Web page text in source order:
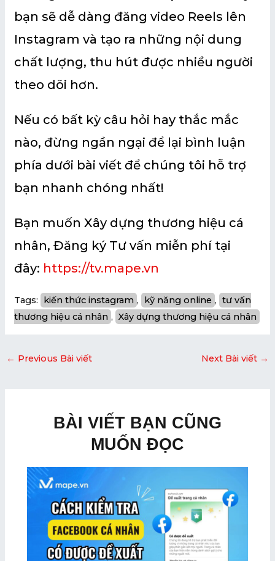
bạn sẽ dễ dàng đăng video Reels lên
Instagram và tạo ra những nội dung
chất lượng, thu hút được nhiều người
theo dõi hơn.
Nếu có bất kỳ câu hỏi hay thắc mắc
nào, đừng ngần ngại để lại bình luận
phía dưới bài viết để chúng tôi hỗ trợ
bạn nhanh chóng nhất!
Bạn muốn Xây dựng thương hiệu cá
nhân, Đăng ký Tư vấn miễn phí tại
đây: https://tv.mape.vn
Tags: kiến thức instagram , kỹ năng online , tư vấn
thương hiệu cá nhân , Xây dựng thương hiệu cá nhân
← Previous Bài viết Next Bài viết →
BÀI VIẾT BẠN CŨNG
MUỐN ĐỌC